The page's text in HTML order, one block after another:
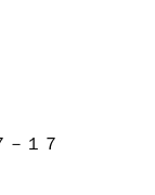
１７